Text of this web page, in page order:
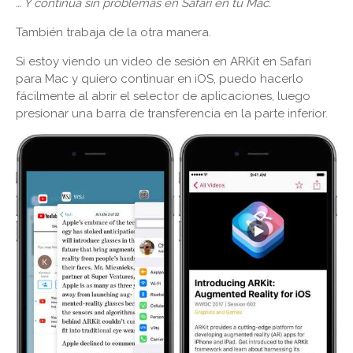
… Y continúa sin problemas en Safari en tu Mac.
También trabaja de la otra manera.
Si estoy viendo un video de sesión en ARKit en Safari
para Mac y quiero continuar en iOS, puedo hacerlo
fácilmente al abrir el selector de aplicaciones, luego
presionar una barra de transferencia en la parte inferior.